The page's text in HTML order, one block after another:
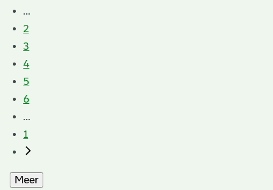
...
2
3
4
5
6
...
1
Meer